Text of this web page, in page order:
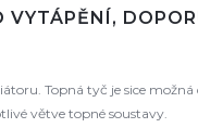
Topná tyč je sice
větve topné soustavy.